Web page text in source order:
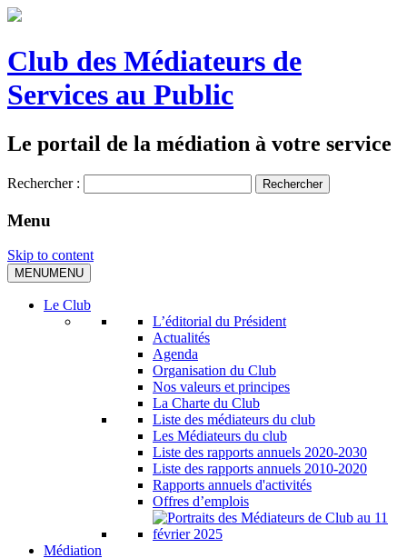
Club des Médiateurs de
Services au Public
Le portail de la médiation à votre service
Rechercher :
Menu
Skip to content
MENUMENU
Le Club
L’éditorial du Président
Actualités
Agenda
Organisation du Club
Nos valeurs et principes
La Charte du Club
Liste des médiateurs du club
Les Médiateurs du club
Liste des rapports annuels 2020-2030
Liste des rapports annuels 2010-2020
Rapports annuels d'activités
Offres d’emplois
Médiation